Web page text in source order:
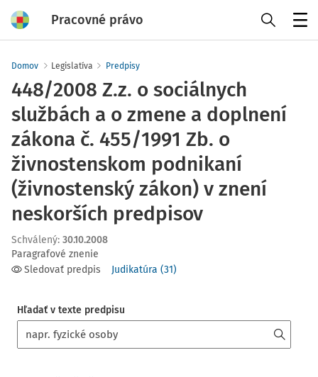
Pracovné právo
Domov Legislatíva Predpisy
448/2008 Z.z. o sociálnych
službách a o zmene a doplnení
zákona č. 455/1991 Zb. o
živnostenskom podnikaní
(živnostenský zákon) v znení
neskorších predpisov
Schválený: 30.10.2008
Paragrafové znenie
Sledovať predpis
Judikatúra (31)
Hľadať v texte predpisu